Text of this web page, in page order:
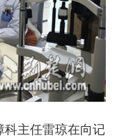
主任雷琼在向记